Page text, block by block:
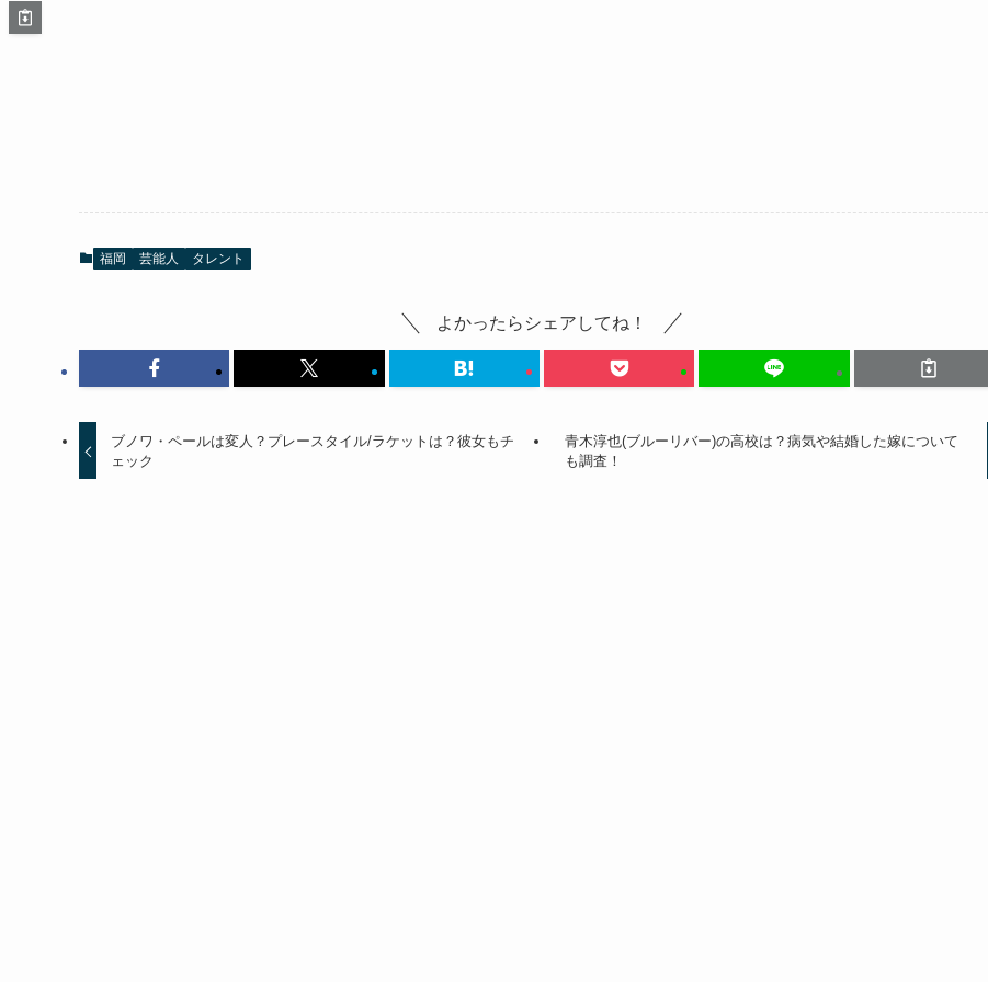
福岡 芸能人 タレント
よかったらシェアしてね！
ブノワ・ペールは変人？プレースタイル/ラケットは？彼女もチ
ェック
青木淳也(ブルーリバー)の高校は？病気や結婚した嫁について
も調査！